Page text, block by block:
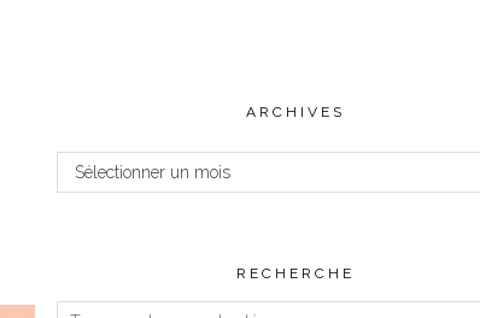
ARCHIVES
Archives
RECHERCHE